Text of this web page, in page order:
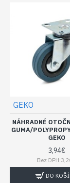
GEKO
NÁHRADNÉ
GUMA/
GEKO
3,94€
Bez
DO